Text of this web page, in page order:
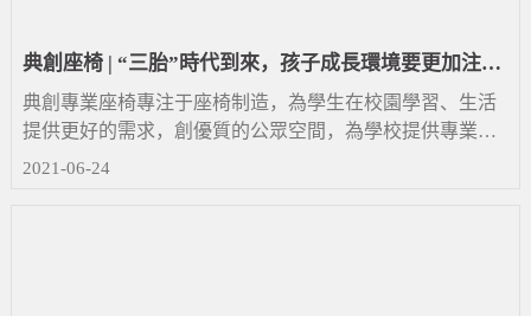
典創座椅 | “三胎”時代到來，孩子成長環境要更加注
重！
典創專業座椅專注于座椅制造，為學生在校園學習、生活
提供更好的需求，創優質的公眾空間，為學校提供專業的
禮堂椅、課桌椅、階梯椅等一體化座椅產品，致力于打造
2021-06-24